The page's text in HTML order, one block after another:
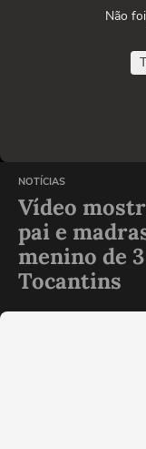
Não
NOTÍCIAS
Vídeo
pai e
menino de
Tocantins